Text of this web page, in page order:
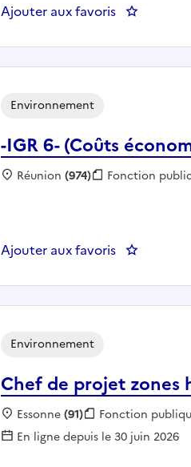
Ajouter aux favoris
-IGR 6- (Coûts
Environnement
Localisation :
Réunion(974) Fonction
Fonction
Ajouter aux favoris : -IGR 6-
Chef de projet zones
Environnement
Localisation :
Essonne(91) Fonction
Fonction
En ligne depuis le 30 juin 2026